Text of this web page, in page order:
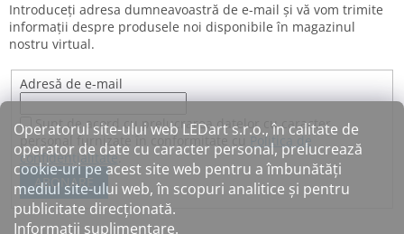
Operatorul site-ului web LEDart s.r.o., în calitate de
operator de date cu caracter personal, prelucrează
cookie-uri pe acest site web pentru a îmbunătăți
mediul site-ului web, în scopuri analitice și pentru
publicitate direcționată.
Informații suplimentare.
Introduceţi adresa dumneavoastră de e-mail şi vă vom trimite
informaţii despre produsele noi disponibile în magazinul
nostru virtual.
Adresă de e-mail
Sunt de acord cu prelucrarea datelor cu caracter
personal furnizate în conformitate cu Politica de
confidențialitate.
ABONARE